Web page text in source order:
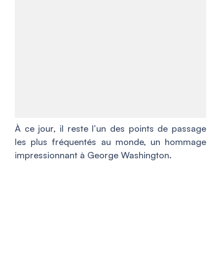
À ce jour, il reste l’un des points de passage
les plus fréquentés au monde, un hommage
impressionnant à George Washington.